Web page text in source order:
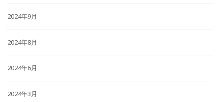
2024年9月
2024年8月
2024年6月
2024年3月